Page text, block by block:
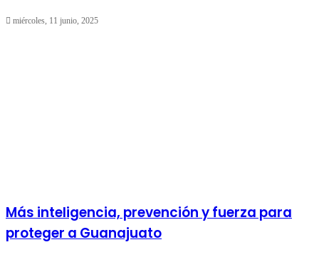
miércoles, 11 junio, 2025
Más inteligencia, prevención y fuerza para
proteger a Guanajuato